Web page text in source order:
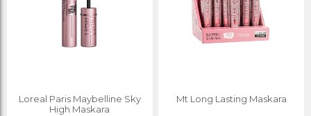
Loreal Paris Maybelline Sky
High Maskara
Mt Long Lasting Maskara